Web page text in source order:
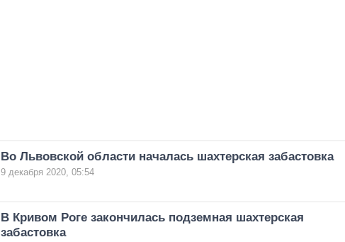
Во Львовской области началась шахтерская забастовка
9 декабря 2020, 05:54
В Кривом Роге закончилась подземная шахтерская
забастовка